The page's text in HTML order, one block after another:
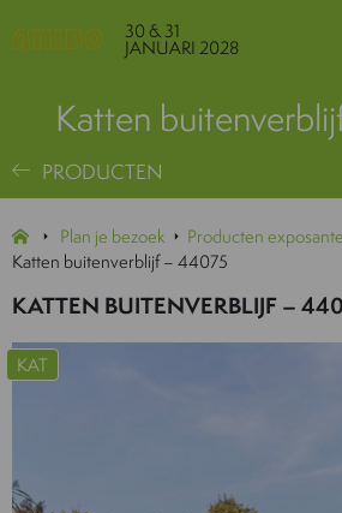
30 & 31
JANUARI 2028
Katten
PRODUCTEN
Plan je bezoek
Producten
Katten buitenverblijf – 44075
KATTEN BUITENVERBLIJF –
KAT